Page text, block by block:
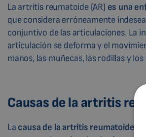
La artritis reumatoide (AR) es una
que considera erróneamente
conjuntivo de las articulaciones. La
articulación se deforma y el
manos, las muñecas, las rodillas y
Causas de la artritis
La causa de la artritis reumatoide